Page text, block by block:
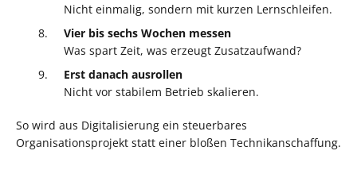
Nicht einmalig, sondern mit kurzen Lernschleifen.
Vier bis sechs Wochen messen
Was spart Zeit, was erzeugt Zusatzaufwand?
Erst danach ausrollen
Nicht vor stabilem Betrieb skalieren.
So wird aus Digitalisierung ein steuerbares
Organisationsprojekt statt einer bloßen Technikanschaffung.